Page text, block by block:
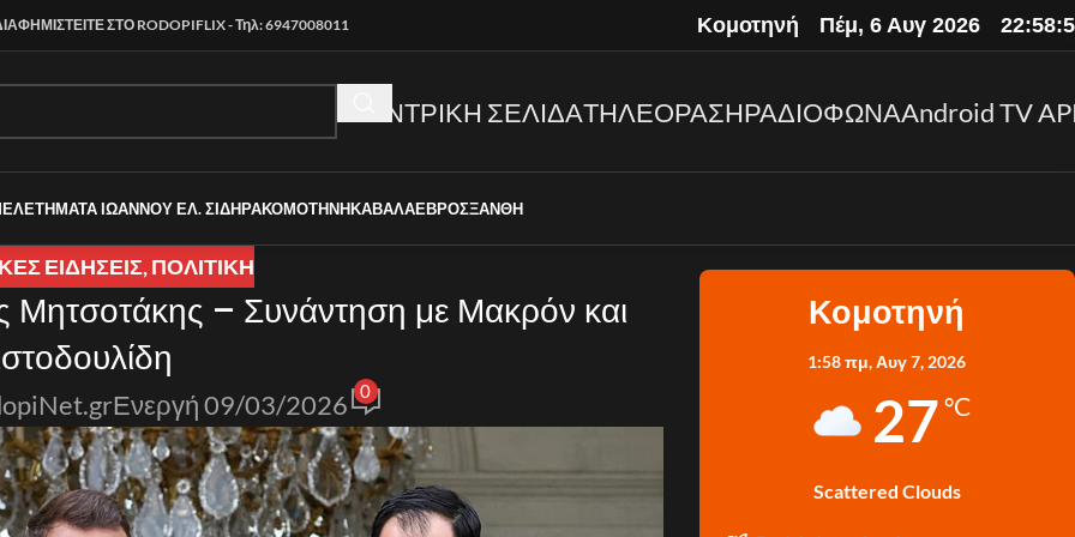
ΣΤΟ RODOPIFLIX - Τηλ: 6947008011 Κομοτηνή Πέμ, 6 Αυγ 2026
ΚΕΝΤΡΙΚΗ ΣΕΛΙΔΑΤΗΛΕΟΡΑΣΗΡΑΔΙΟΦΩΝΑAndroid TV
ΙΩΑΝΝΟΥ ΕΛ. ΣΙΔΗΡΑΚΟΜΟΤΗΝΗΚΑΒΑΛΑΕΒΡΟΣΞΑΝΘΗ
ΕΙΔΉΣΕΙΣ,ΠΟΛΙΤΙΚΗ
Μητσοτάκης – Συνάντηση με Μακρόν και
Ενεργή 09/03/2026 0
Κομοτηνή
1:58 πμ,Αυγ 7, 2026
27 °C
Scattered Clouds